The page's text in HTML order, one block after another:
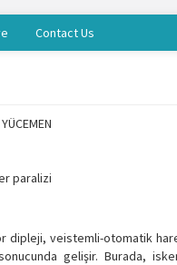
Contact Us
paralizi
veistemli-otomatik
gelişir. Burada,